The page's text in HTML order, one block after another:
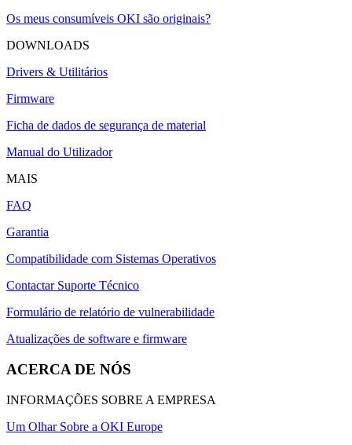
Os meus consumíveis OKI são originais?
DOWNLOADS
Drivers & Utilitários
Firmware
Ficha de dados de segurança de material
Manual do Utilizador
MAIS
FAQ
Garantia
Compatibilidade com Sistemas Operativos
Contactar Suporte Técnico
Formulário de relatório de vulnerabilidade
Atualizações de software e firmware
ACERCA DE NÓS
INFORMAÇÕES SOBRE A EMPRESA
Um Olhar Sobre a OKI Europe